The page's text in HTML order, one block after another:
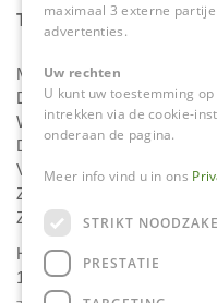
Tuincentrum Daniëls
Maandag
Dinsdag
Woensdag
Donderdag
Vrijdag
Zaterdag
Zondag
Het 'Bloemetje van
17.00 uur!
maximaal 3 externe
advertenties.
Uw rechten
U kunt uw toestemming
intrekken via de cookie-
onderaan de pagina.
Meer info vind u in ons
STRIKT
PRESTATIE